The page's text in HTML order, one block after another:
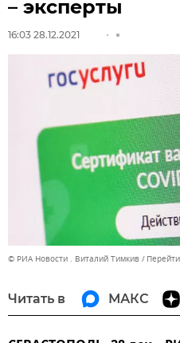
– эксперты
16:03 28.12.2021
© РИА Новости . Виталий Тимкив
Читать в МАКС